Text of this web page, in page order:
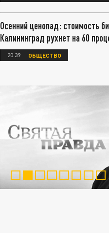
Осенний ценопад: стоимость
Калининград рухнет на 60
20:39 ОБЩЕСТВО